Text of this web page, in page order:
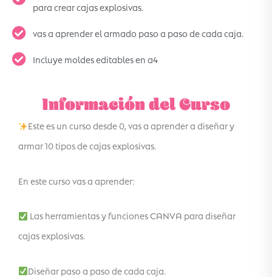
para crear cajas explosivas.
vas a aprender el armado paso a paso de cada caja.
Incluye moldes editables en a4
Información del Curso
Este es un curso desde 0, vas a aprender a diseñar y
armar 10 tipos de cajas explosivas.
En este curso vas a aprender:
Las herramientas y funciones CANVA para diseñar
cajas explosivas.
Diseñar paso a paso de cada caja.